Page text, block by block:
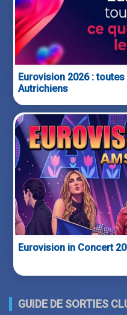
Eurovision 2026 :
Autrichiens
Eurovision in Concert
GUIDE DE SORTIES